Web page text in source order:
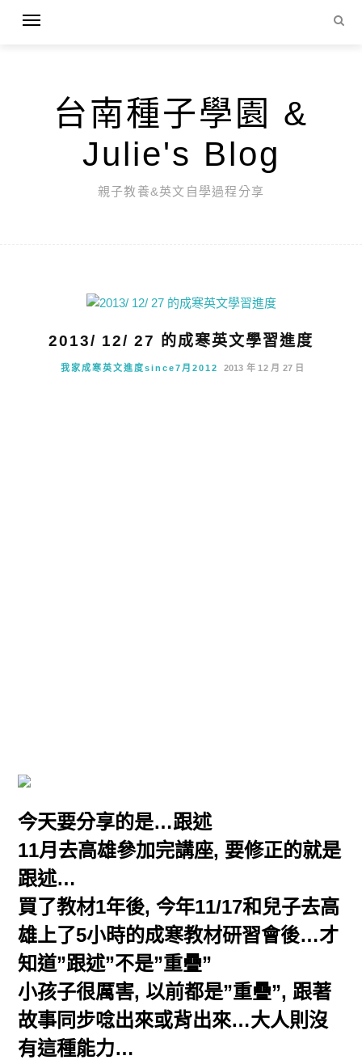
台南種子學園 &
Julie's Blog
親子教養&英文自學過程分享
2013/ 12/ 27 的成寒英文學習進度
我家成寒英文進度since7月2012 2013 年 12 月 27 日
今天要分享的是…跟述
11月去高雄參加完講座, 要修正的就是
跟述…
買了教材1年後, 今年11/17和兒子去高
雄上了5小時的成寒教材研習會後…才
知道”跟述”不是”重疊”
小孩子很厲害, 以前都是”重疊”, 跟著
故事同步唸出來或背出來…大人則沒
有這種能力…